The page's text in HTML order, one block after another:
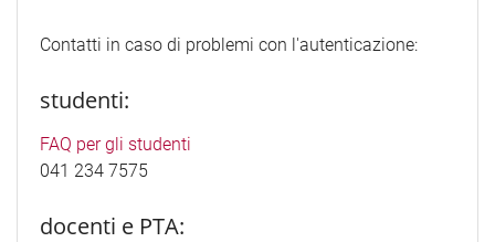
Contatti in caso di problemi con l'autenticazione:
studenti:
FAQ per gli studenti
041 234 7575
docenti e PTA: